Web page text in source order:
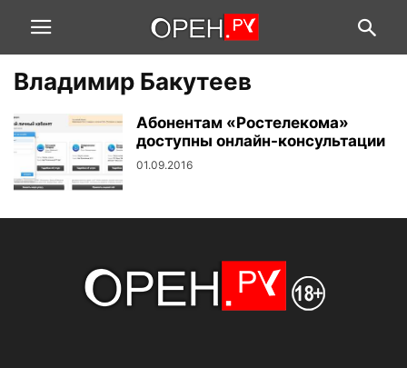
Владимир Бакутеев
Абонентам «Ростелекома»
доступны онлайн-консультации
01.09.2016